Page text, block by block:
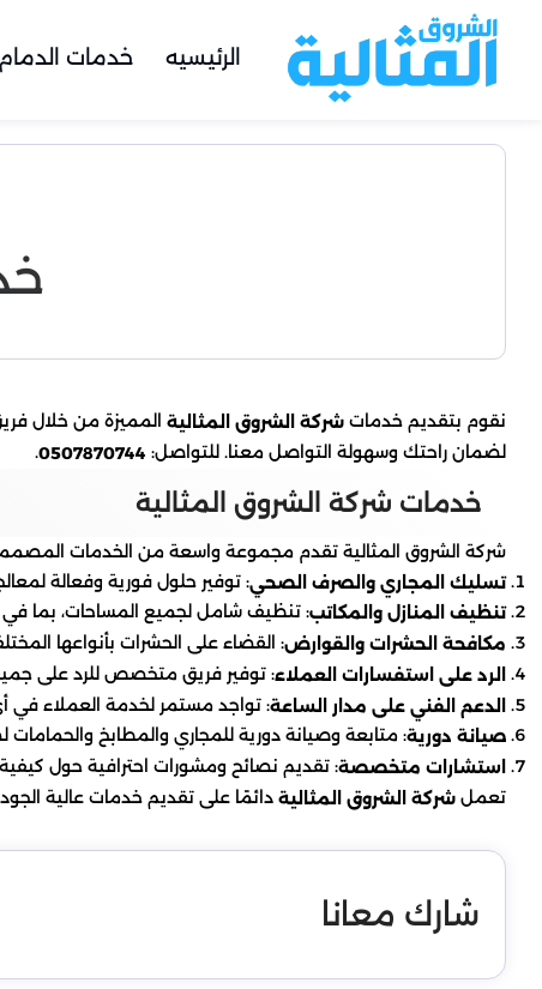
الرئيسيه خدمات الدمام
نقوم بتقديم خدمات شركة الشروق المثالية المميزة من خلال
لضمان راحتك وسهولة التواصل معنا. للتواصل: 0507870744
.
خدمات شركة الشروق المثالية
شركة الشروق المثالية تقدم مجموعة واسعة من الخدمات
تسليك المجاري والصرف الصحي: توفير حلول فورية وفعالة
تنظيف المنازل والمكاتب: تنظيف شامل لجميع المساحات، بما في
مكافحة الحشرات والقوارض: القضاء على الحشرات بأنواعها
الرد على استفسارات العملاء: توفير فريق متخصص للرد على
الدعم الفني على مدار الساعة: تواجد مستمر لخدمة العملاء في
صيانة دورية: متابعة وصيانة دورية للمجاري والمطابخ
استشارات متخصصة: تقديم نصائح ومشورات احترافية حول
تعمل شركة الشروق المثالية دائمًا على تقديم خدمات عالية
شارك معانا